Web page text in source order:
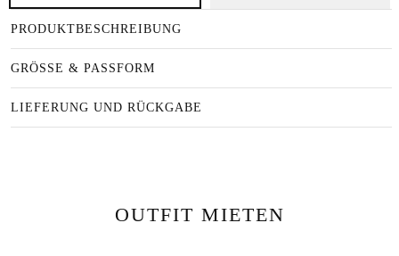
PRODUKTBESCHREIBUNG
GRÖSSE & PASSFORM
LIEFERUNG UND RÜCKGABE
OUTFIT MIETEN